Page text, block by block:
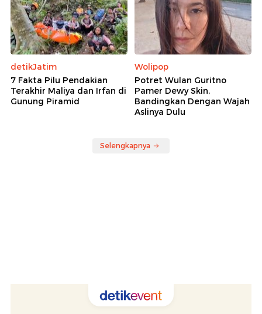
detikJatim
7 Fakta Pilu Pendakian
Terakhir Maliya dan Irfan di
Gunung Piramid
Wolipop
Potret Wulan Guritno
Pamer Dewy Skin,
Bandingkan Dengan Wajah
Aslinya Dulu
Selengkapnya